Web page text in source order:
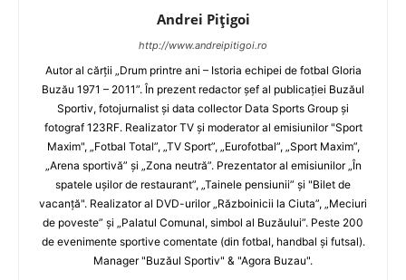
Andrei Pițigoi
http://www.andreipitigoi.ro
Autor al cărţii „Drum printre ani – Istoria echipei de fotbal Gloria
Buzău 1971 – 2011”. În prezent redactor şef al publicaţiei Buzăul
Sportiv, fotojurnalist şi data collector Data Sports Group şi
fotograf 123RF. Realizator TV şi moderator al emisiunilor "Sport
Maxim", „Fotbal Total”, „TV Sport”, „Eurofotbal”, „Sport Maxim”,
„Arena sportivă” şi „Zona neutră”. Prezentator al emisiunilor „În
spatele uşilor de restaurant”, „Tainele pensiunii” şi "Bilet de
vacanţă". Realizator al DVD-urilor „Războinicii la Ciuta”, „Meciuri
de poveste” şi „Palatul Comunal, simbol al Buzăului”. Peste 200
de evenimente sportive comentate (din fotbal, handbal şi futsal).
Manager "Buzăul Sportiv" & "Agora Buzau".